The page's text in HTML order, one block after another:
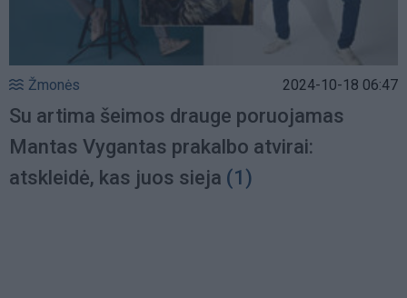
Žmonės 2024-10-18 06:47
Su artima šeimos drauge poruojamas
Mantas Vygantas prakalbo atvirai:
atskleidė, kas juos sieja (1)